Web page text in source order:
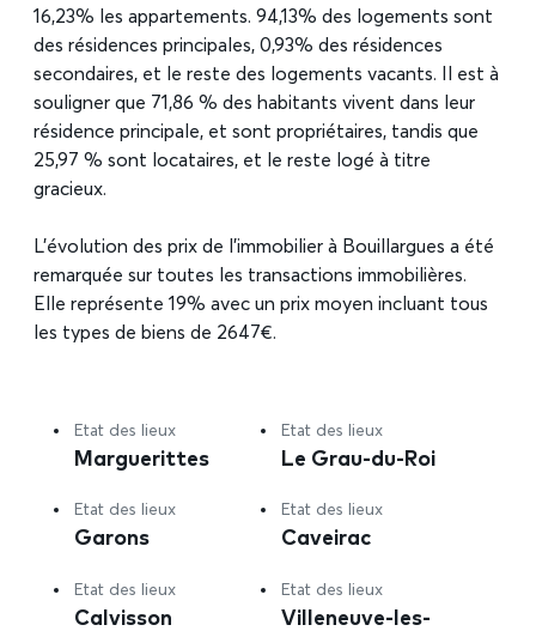
16,23% les appartements. 94,13% des logements sont
des résidences principales, 0,93% des résidences
secondaires, et le reste des logements vacants. Il est à
souligner que 71,86 % des habitants vivent dans leur
résidence principale, et sont propriétaires, tandis que
25,97 % sont locataires, et le reste logé à titre
gracieux.
L’évolution des prix de l’immobilier à Bouillargues a été
remarquée sur toutes les transactions immobilières.
Elle représente 19% avec un prix moyen incluant tous
les types de biens de 2647€.
Etat des lieux
Marguerittes
Etat des lieux
Le Grau-du-Roi
Etat des lieux
Garons
Etat des lieux
Caveirac
Etat des lieux
Calvisson
Etat des lieux
Villeneuve-les-